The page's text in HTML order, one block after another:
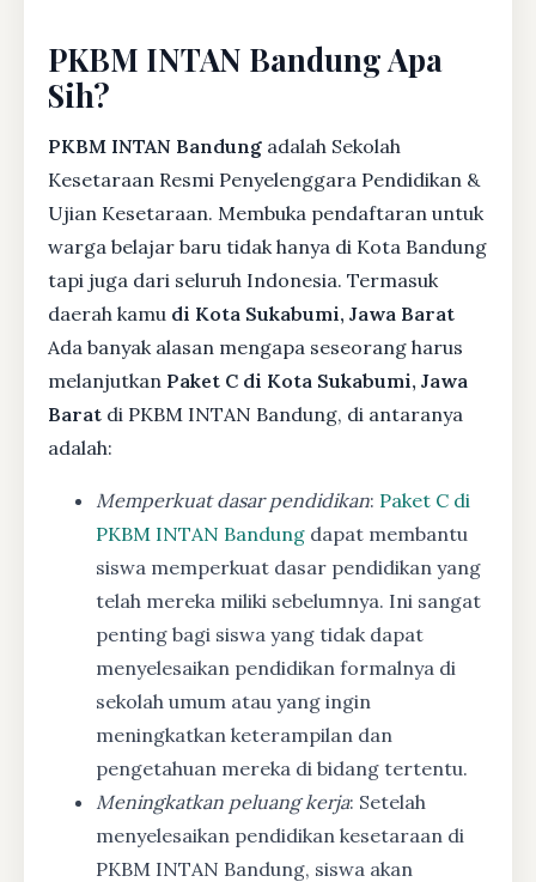
PKBM INTAN Bandung Apa
Sih?
PKBM INTAN Bandung adalah Sekolah
Kesetaraan Resmi Penyelenggara Pendidikan &
Ujian Kesetaraan. Membuka pendaftaran untuk
warga belajar baru tidak hanya di Kota Bandung
tapi juga dari seluruh Indonesia. Termasuk
daerah kamu di Kota Sukabumi, Jawa Barat
Ada banyak alasan mengapa seseorang harus
melanjutkan Paket C di Kota Sukabumi, Jawa
Barat di PKBM INTAN Bandung, di antaranya
adalah:
Memperkuat dasar pendidikan: Paket C di
PKBM INTAN Bandung dapat membantu
siswa memperkuat dasar pendidikan yang
telah mereka miliki sebelumnya. Ini sangat
penting bagi siswa yang tidak dapat
menyelesaikan pendidikan formalnya di
sekolah umum atau yang ingin
meningkatkan keterampilan dan
pengetahuan mereka di bidang tertentu.
Meningkatkan peluang kerja: Setelah
menyelesaikan pendidikan kesetaraan di
PKBM INTAN Bandung, siswa akan